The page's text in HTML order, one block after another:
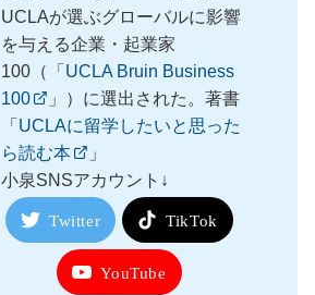
UCLAが選ぶグローバルに影響
を与える企業・起業家
100（「 UCLA Bruin Business
100
」）に選出された。著書
「 UCLAに留学したいと思った
ら読む本
」
小泉SNSアカウント↓
Twitter TikTok
YouTube